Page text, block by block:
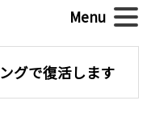
グで復活します